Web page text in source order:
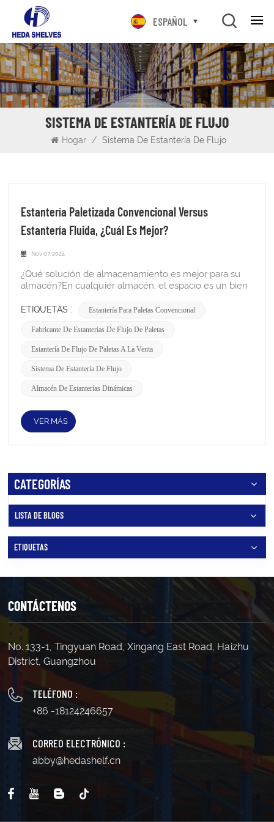
ESPAÑOL
SISTEMA DE ESTANTERÍA DE FLUJO
Hogar / Sistema De Estantería De Flujo
Estantería Paletizada Convencional Versus
Estantería Fluida, ¿cuál Es Mejor?
Nov 07, 2024
¿Qué solución de almacenamiento es mejor para su almacén?En cualquier almacén, el espacio es un bien preciado. Cada pie cuadrado cuenta y, con los costos asociados con el almacenamiento, aprovechar al máximo el área disponible no sólo es inteligente: es esencial. Aquí entran las estanterías para palés, un elemento básico en almacenes y centros de distribución diseñados para maximizar el espacio vertical y horizontal. Pero con varios sistemas de estanterías disponibles, ¿cómo puede determinar cuál se adapta mejor a sus necesidades operativas específicas? Para tomar una decisión informada, comience analizando la dinámica de su inventario. Considere la cantidad de SKU, sus tasas de rotación y cualquier fluctuación estacional que pueda afectar los requisitos de almacenamiento. También es fundamental comprender cómo fluyen los productos desde la recepción hasta el cumplimiento del pedido. Una vez que tenga una idea clara de sus operaciones, podrá explorar sus opciones de estanterías. Mientras estanterías para paletas convencionales es popular por su diseño sencillo y bajo costo, puede que no siempre sea el uso más eficiente del espacio en comparación con alternativas de alta densidad como las estanterías dinámicas para paletas. En este artículo, compararemos estos dos sistemas para ayudarlo a encontrar el más adecuado para sus soluciones de almacenamiento en almacén.¿Qué son las estanterías paletizadas convencionales? Estanterías convencionales para palets es la columna vertebral de muchos sistemas de almacenamiento en almacenes y proporciona una forma confiable y eficiente de almacenar productos paletizados. Este sistema cuenta con filas de estantes que crean pasillos para un fácil acceso de montacargas y otros equipos de manipulación. Cada pallet se almacena sobre vigas horizontales, lo que permite un acceso directo y selectivo a cada producto. Los componentes principales de este sistema de estanterías incluyen montantes que forman el marco vertical y vigas que soportan las paletas. El diseño de las estanterías para palés convencionales está diseñado para adaptarse a las dimensiones y el peso de los artículos que se almacenan, optimizando la utilización del espacio y garantizando la estabilidad y la seguridad. Normalmente, las estanterías convencionales se pueden configurar en filas simples o dobles. Se puede acceder a filas individuales desde un lado y, a menudo, se colocan a lo largo del perímetro del almacén. Por el contrario, las filas dobles permiten el acceso desde ambos lados, lo que las hace ideales para áreas de almacenamiento centrales. Para aumentar la capacidad, se pueden combinar dos filas dobles, lo que permite soluciones de almacenamiento más profundas, pero requiere equipo especializado para llegar a los palés de la parte trasera. Ventajas 100% selectividadEstanterías de almacenamiento económicasIdeal para inventarios de bajo volumen y altos SKUAdmite la rotación de inventario FIFORequiere un espacio considerable para los pasillos.Densidad limitada de paletas por pie cuadradoVersátil para diferentes especificaciones de inventarioAdaptable a cualquier clima de almacén: ambiente, frigorífico, cámara frigorífica ¿Qué son las estanterías dinámicas para palés? Estanterías dinámicas para palets, a menudo denominado flow rack, es una solución de almacenamiento dinámico que utiliza la gravedad para facilitar el movimiento de paletas. Este sistema emplea una serie de carriles inclinados provistos de rodillos o ruedas, que permiten que los pallets se deslicen suavemente desde el extremo de carga hasta el de descarga. Este diseño no sólo maximiza la densidad de almacenamiento sino que también agiliza el proceso de selección, lo que lo convierte en una opción ideal para almacenes con alta rotación de inventario. El principio fundamental detrás de las estanterías dinámicas para paletas es la gestión de inventario primero en entrar, primero en salir (FIFO). A medida que las paletas se cargan en la parte posterior del estante, naturalmente ruedan hacia el frente a medida que se recogen los artículos. Esto garantiza que se acceda primero al stock más antiguo, lo que resulta especialmente beneficioso para productos perecederos o artículos con fecha de caducidad. Los racks dinámicos de paletas pueden acomodar múltiples paletas de profundidad (a menudo desde dos hasta más de veinte), lo que permite un uso eficiente del espacio vertical y al mismo tiempo minimiza la necesidad de pasillos anchos. La ausencia de pasillos intermedios no sólo optimiza la capacidad de almacenamiento sino que también reduce el tiempo de viaje del montacargas, mejorando la eficiencia operativa general. Ventajas Duplica la capacidad frente al almacenamiento en estanterías convencionalesMás productivo: menos tiempo de viaje entre pasillosProfundidad del carril De 2 a 10 paletas de profundidadRotación de inventario FIFO: ideal para productos fechadosMayor coste por posición de paletSe requiere altura adicional por nivel Diferencias clave: estanterías para paletas convencionales versus estanterías fluidas para paletasCuando se trata de optimizar el almacenamiento en el almacén, es esencial comprender las distinciones entre estanterías para paletas convencionales y estanterías para paletas dinámicas. Cada sistema ofrece características y beneficios únicos adaptados a diferentes necesidades operativas. Analicemos las diferencias clave para ayudarle a tomar una decisión informada. Densidad de almacenamiento:Estanterías para paletas convencionales: este sistema generalmente requiere pasillos más anchos para el acceso de montacargas, lo que puede limitar la capacidad general de almacenamiento. Si bien es eficaz, no maximiza el espacio vertical con tanta eficiencia como los sistemas de alta densidad. Estanterías de flujo de paletas: diseñadas para almacenamiento de alta densidad, este sistema utiliza la gravedad para permitir que las paletas fluyan desde el lado de carga hasta el lado de recolección. Esto da como resultado un diseño compacto que aumenta significativamente la densidad de almacenamiento. Gestión de inventario:Estanterías para paletas convencionales: a menudo funcionan según el principio de último en entrar, primero en salir (LIFO), lo que las hace adecuadas para artículos que no requieren una rotación estricta. Esto puede llevar a que se pasen por alto las existencias más antiguas si no se gestionan con cuidado. Estanterías de flujo de paletas: utiliza un método de primero en entrar, primero en salir (FIFO), lo que garantiza que el inventario más antiguo se seleccione primero. Esto es especialmente beneficioso para productos perecederos o con fecha de caducidad, ya que mejora la rotación del stock y reduce el desperdicio. Accesibilidad:Estanterías para paletas convencionales: ofrecen acceso directo a cada paleta pero requieren más espacio en el pasillo, lo que puede limitar la cantidad de paletas almacenadas dentro de un área determinada. Estantería de flujo de paletas: proporciona un acceso eficiente ya que las paletas avanzan automáticamente cuando se retira una. Esto reduce la necesidad de pasillos extensos y al mismo tiempo mantiene un fácil acceso a todo el inventario. Costo e instalación:Estanterías para paletas convencionales: generalmente tienen costos iniciales más bajos y procesos de instalación más simples, lo que las convierte en una opción popular para muchos almacenes. Estanterías de flujo de paletas: si bien la inversión inicial puede ser mayor debido a su diseño y componentes complejos, los ahorros a largo plazo gracias a la mejora de la eficiencia y la reducción de los costos laborales pueden compensar este gasto inicial. Flexibilidad y escalabilidad:Estanterías para paletas convencionales: ofrecen una flexibilidad moderada en términos de configuración, pero pueden requerir un esfuerzo significativo para adaptarse a las necesidades cambiantes del inventario. Pallet Flow Racking: Altamente adaptable, lo que permite su adaptación a sistemas existentes. Esto facilita la ampliación de las operaciones a medida que evolucionan las necesidades empresariales.CaracterísticaEstanterías convencionales para paletsEstanterías de flujo de paletasDensidad de almacenamientoRequiere pasillos más amplios, lo que limita la capacidad general.Almacenamiento de alta densidad que utiliza la gravedad para el flujo.Gestión de inventarioNormalmente utiliza Último en entrar, primero en salir (LIFO).Utiliza primero en entrar, primero en salir (FIFO) para la rotación de existencias.AccesibilidadAcceso directo a cada palet; Se necesita más espacio en el pasillo.Acceso eficiente ya que los pallets avanzan automáticamente.Costo e instalaciónCostos iniciales más bajos; instalación más sencilla.Mayor inversión inicial; ahorros a largo plazo gracias a la eficiencia.Flexibilidad y escalabilidadFlexibilidad moderada; puede requerir esfuerzo para adaptarse.Altamente adaptable; puede adaptarse a los sistemas existentes.Leer más: ¿Cuál es la diferencia entre el rack dinámico para paletas y el rack push back?Estantes Heda ofrece una gama de productos de flujo de paletas diseñados para ofrecer durabilidad y rendimiento, incluso en entornos de almacén exigentes. Nuestras soluciones incluyen opciones de flujo de paletas con rodillos completos y divididos, ruedas Magnum de servicio pesado y ruedas patines. Para mejorar su sistema de flujo de paletas, ofrecemos una amplia selección de aplicaciones y accesorios de ingeniería, como controladores de velocidad, soportes de paletas, separadores de paletas, rampas de acceso y carros móviles. Estas adiciones están diseñadas para maximizar la eficiencia y funcionalidad de su configuración de almacenamiento. Antes de tomar una decisión entre el flujo de paletas y los sistemas de estanterías selectivas, consulte con nuestros expertos. Estamos aquí para ayudarle a navegar por sus opciones y encontrar la mejor solución para sus operaciones de almacén. Llámanos hoy! Teléfono:+86-18124246657Correo electrónico:abby@hed
ETIQUETAS : Estantería Para Paletas Convencional
Fabricante De Estanterías De Flujo De Paletas
Estantería De Flujo De Paletas A La Venta
Sistema De Estantería De Flujo
Almacén De Estanterías Dinámicas
VER MÁS
CATEGORÍAS
LISTA DE BLOGS
ETIQUETAS
CONTÁCTENOS
No. 133-1, Tingyuan Road, Xingang East Road, Haizhu
District, Guangzhou
TELÉFONO :
+86 -18124246657
CORREO ELECTRÓNICO :
abby@hedashelf.cn